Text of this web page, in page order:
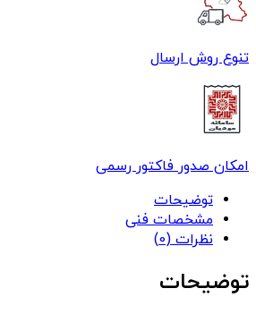
تنوع روش ارسال
امکان صدور فاکتور رسمی
توضیحات
مشخصات فنی
نظرات (0)
توضیحات